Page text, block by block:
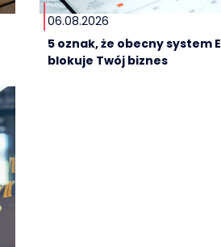
06.08.2026
5 oznak, że obecny system
blokuje Twój biznes